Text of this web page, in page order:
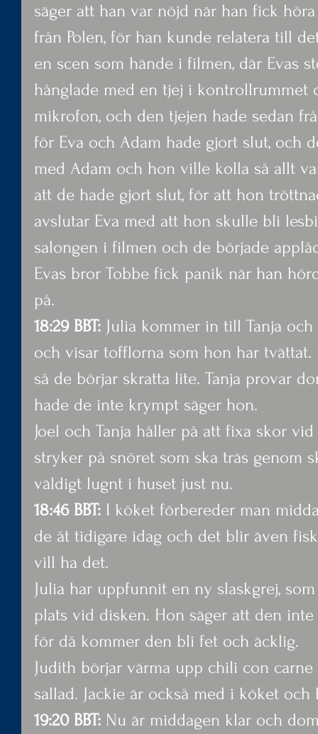
säger att han var nöjd när han fick
från Polen, för han kunde relatera till
en scen som hände i filmen, där Evas
hånglade med en tjej i kontrollrummet
mikrofon, och den tjejen hade sedan
för Eva och Adam hade gjort slut, och
med Adam och hon ville kolla så allt
att de hade gjort slut, för att hon
avslutar Eva med att hon skulle bli
salongen i filmen och de började
Evas bror Tobbe fick panik när han
på.
18:29 BBT: Julia kommer in till Tanja
och visar tofflorna som hon har
så de börjar skratta lite. Tanja provar
hade de inte krympt säger hon.
Joel och Tanja håller på att fixa skor
stryker på snöret som ska träs genom
väldigt lugnt i huset just nu.
18:46 BBT: I köket förbereder man
de åt tidigare idag och det blir även
vill ha det.
Julia har uppfunnit en ny slaskgrej,
plats vid disken. Hon säger att den
för då kommer den bli fet och äcklig.
Judith börjar värma upp chili con
sallad. Jackie är också med i köket
19:20 BBT: Nu är middagen klar och